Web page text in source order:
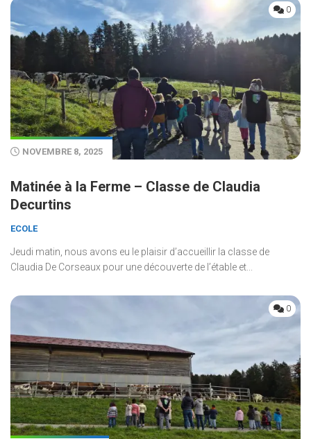
0
NOVEMBRE 8, 2025
Matinée à la Ferme – Classe de Claudia
Decurtins
ECOLE
Jeudi matin, nous avons eu le plaisir d’accueillir la classe de
Claudia De Corseaux pour une découverte de l’étable et...
0